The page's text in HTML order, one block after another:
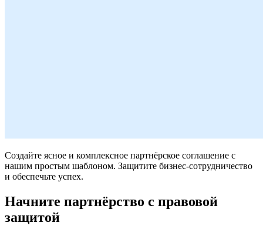
Создайте ясное и комплексное партнёрское соглашение с
нашим простым шаблоном. Защитите бизнес-сотрудничество
и обеспечьте успех.
Начните партнёрство с правовой
защитой